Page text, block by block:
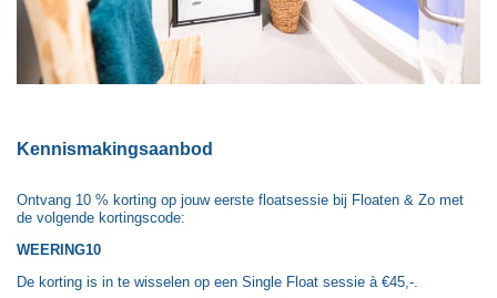
Kennismakingsaanbod
Ontvang 10 % korting op jouw eerste floatsessie bij Floaten & Zo met
de volgende kortingscode:
WEERING10
De korting is in te wisselen op een Single Float sessie à €45,-.